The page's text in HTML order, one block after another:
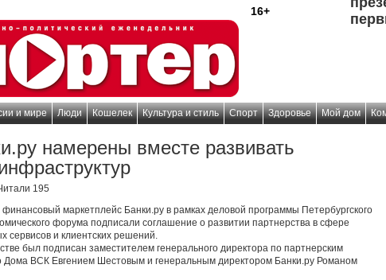
16+
и мире Люди Кошелек Культура и стиль Спорт Здоровье Мой дом
намерены вместе развивать
195
маркетплейс Банки.ру в рамках деловой программы Петербургского
форума подписали соглашение о развитии партнерства в сфере
сервисов и клиентских решений.
был подписан заместителем генерального директора по партнерским
Дома ВСК Евгением Шестовым и генеральным директором Банки.ру Романом